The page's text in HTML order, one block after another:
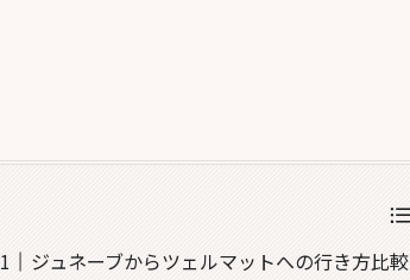
ジュネーブからツェルマットへの行き方比較